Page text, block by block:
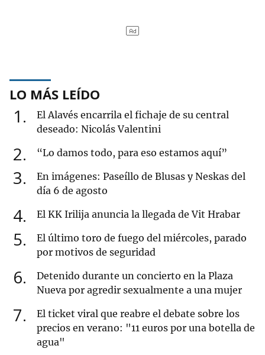
LO MÁS LEÍDO
1
El Alavés encarrila el fichaje de su central
deseado: Nicolás Valentini
2 “Lo damos todo, para eso estamos aquí”
3
En imágenes: Paseíllo de Blusas y Neskas del
día 6 de agosto
4 El KK Irilija anuncia la llegada de Vit Hrabar
5
El último toro de fuego del miércoles, parado
por motivos de seguridad
6
Detenido durante un concierto en la Plaza
Nueva por agredir sexualmente a una mujer
7
El ticket viral que reabre el debate sobre los
precios en verano: "11 euros por una botella de
agua"